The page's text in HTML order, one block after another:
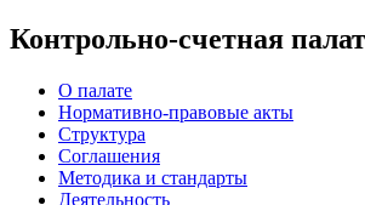
Контрольно-счетная
О палате
Нормативно-правовые акты
Структура
Соглашения
Методика и стандарты
Деятельность